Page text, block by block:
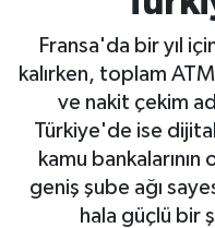
Fransa'da bir yıl
kalırken, toplam
ve nakit çekim
Türkiye'de ise
kamu
geniş şube ağı
hala güçlü bir
Haber Arşivi